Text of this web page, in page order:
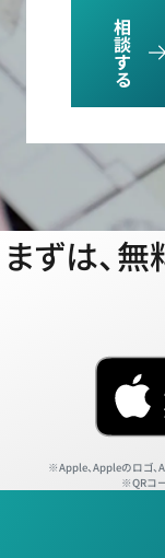
相
談
す
る
まずは、
Apple、Appleのロゴ
QRコ